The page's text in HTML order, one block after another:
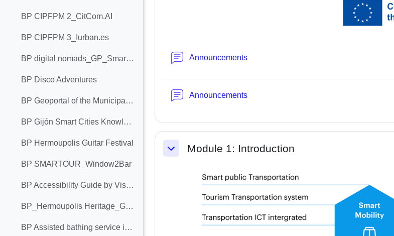
BP CIPFPM 2_CitCom.AI
BP CIPFPM 3_Iurban.es
BP digital nomads_GP_Smartour_ALTERA VITA
BP Disco Adventures
BP Geoportal of the Municipality of Bar
BP Gijón Smart Cities Knowledge Chair
BP Hermoupolis Guitar Festival
BP SMARTOUR_Window2Bar
BP Accessibility Guide by Visit Cork
BP_Hermoupolis Heritage_Greece
BP Assisted bathing service in La Concha Beach._Femxa
Announcements
Announcements
Module 1: Introduction